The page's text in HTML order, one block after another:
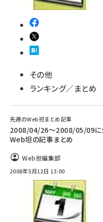
llmo (1161)
その他
ランキング／まとめ
先週のWeb担まとめ記事
2008/04/26〜2008/05/09に
Web坦の記事まとめ
Web担編集部
2008年5月12日 13:00